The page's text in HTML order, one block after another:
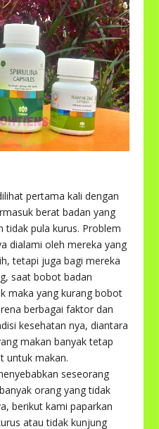
pertama kali dengan
berat badan yang
tidak pula kurus. Problem
dialami oleh mereka yang
tetapi juga bagi mereka
saat bobot badan
maka yang kurang bobot
berbagai faktor dan
kesehatan nya, diantara
makan banyak tetap
untuk makan.
seseorang
orang yang tidak
berikut kami paparkan
atau tidak kunjung